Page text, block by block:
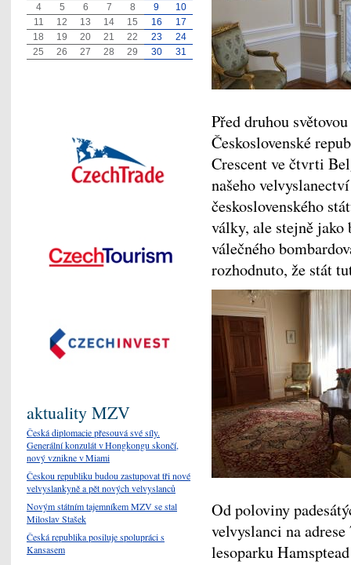
Před druhou
Československé
Crescent ve čtvrti
našeho
československého
války, ale stejně
válečného
rozhodnuto, že stát
Od poloviny
velvyslanci na
lesoparku
4
5 6 7 8 9
10
11
12 13 14 15 16
17
18
19 20 21 22 23
24
25
26 27 28 29 30 31
aktuality MZV
Česká diplomacie přesouvá své síly.
Generální konzulát v Hongkongu skončí,
nový vznikne v Miami
Českou republiku budou zastupovat tři nové
velvyslankyně a pět nových velvyslanců
Novým státním tajemníkem MZV se stal
Miloslav Stašek
Česká republika posiluje spolupráci s
Kansasem